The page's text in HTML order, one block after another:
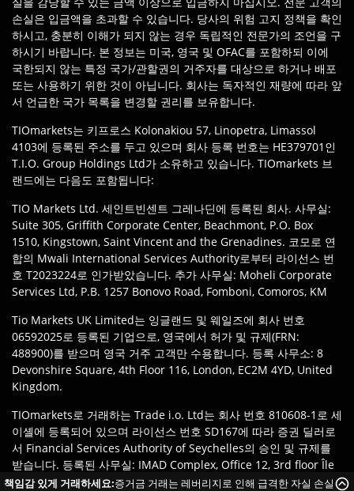
손실은 입금액을 초과할 수 있습니다. 당사의 위험 고지 정책을 확인
하시고, 충분히 이해가 되지 않는 경우 독립적인 전문가의 조언을 구
하시기 바랍니다. 본 정보는 미국, 영국 및 OFAC를 포함하되 이에
국한되지 않는 특정 국가/관할권의 거주자를 대상으로 하거나 배포
또는 사용하기 위한 것이 아닙니다. 회사는 독자적인 재량에 따라 앞
서 언급한 국가 목록을 변경할 권리를 보유합니다.
TIOmarkets는 키프로스 Kolonakiou 57, Linopetra, Limassol
4103에 등록된 주소를 두고 있으며 회사 등록 번호는 HE379701인
T.I.O. Group Holdings Ltd가 소유하고 있습니다. TIOmarkets 브
랜드에는 다음도 포함됩니다:
TIO Markets Ltd. 세인트빈센트 그레나딘에 등록된 회사. 사무실:
Suite 305, Griffith Corporate Center, Beachmont, P.O. Box
1510, Kingstown, Saint Vincent and the Grenadines. 코모로 연
합의 Mwali International Services Authority로부터 라이선스 번
호 T2023224로 인가받았습니다. 추가 사무실: Moheli Corporate
Services Ltd, P.B. 1257 Bonovo Road, Fomboni, Comoros, KM
Tio Markets UK Limited는 잉글랜드 및 웨일즈에 회사 번호
06592025로 등록된 기업으로, 영국에서 허가 및 규제(FRN:
488900)를 받으며 영국 거주 고객만 수용합니다. 등록 사무소: 8
Devonshire Square, 4th Floor 116, London, EC2M 4YD, United
Kingdom.
TIOmarkets로 거래하는 Trade i.o. Ltd는 회사 번호 810608-1로 세
이셸에 등록되어 있으며 라이선스 번호 SD167에 따라 증권 딜러로
서 Financial Services Authority of Seychelles의 승인 및 규제를
받습니다. 등록된 사무실: IMAD Complex, Office 12, 3rd floor Île
du Port, Mahe Seychelles.
책임감 있게 거래하세요:증거금 거래는 레버리지로 인해 급격한 자실 손실